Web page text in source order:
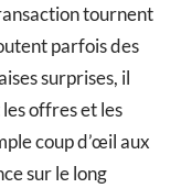
tournent
parfois des
surprises, il
offres et les
coup d’œil aux
sur le long